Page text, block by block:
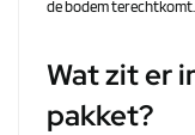
de bodem terechtkomt.
Wat zit er
pakket?